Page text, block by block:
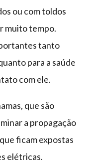
ou com toldos
muito tempo.
tanto
para a saúde
com ele.
que são
a propagação
ficam expostas
elétricas.